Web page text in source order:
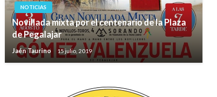
NOTICIAS
Novillada mixta por el centenario de la Plaza
de Pegalajar
Jaén Taurino 15 julio, 2019